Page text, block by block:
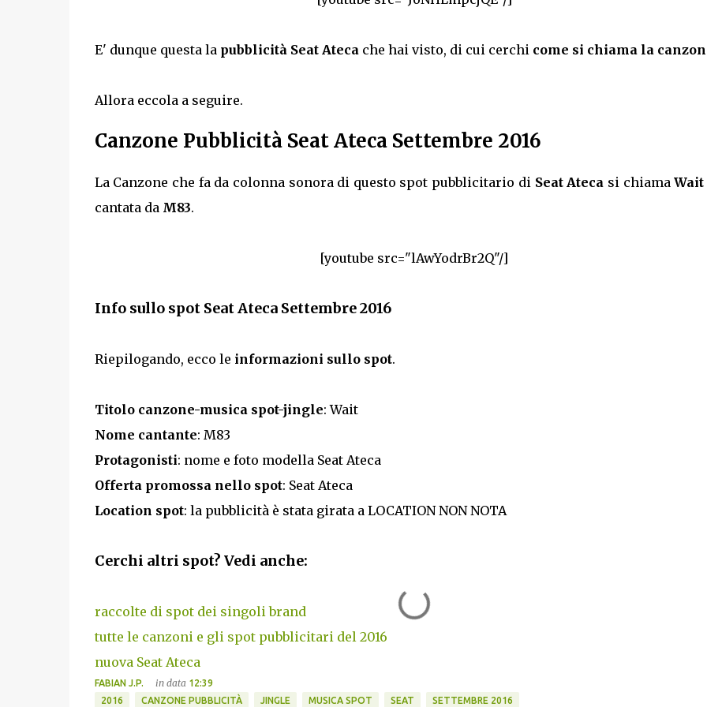
E' dunque questa la pubblicità Seat Atecache hai visto, di cui cerchi come si chiama la
Allora eccola a seguire.
Canzone Pubblicità Seat Ateca Settembre 2016
La Canzone che fa da colonna sonora di questo spot pubblicitario di Seat Ateca si chiamaWait
cantata da M83.
[youtube src="lAwYodrBr2Q"/]
Info sullo spot Seat Ateca Settembre 2016
Riepilogando, ecco le informazioni sullo spot.
Titolo canzone-musica spot-jingle: Wait
Nome cantante: M83
Protagonisti: nome e foto modella Seat Ateca
Offerta promossa nello spot: Seat Ateca
Location spot: la pubblicità è stata girata a LOCATION NON NOTA
Cerchi altri spot? Vedi anche:
raccolte di spot dei singoli brand
tutte le canzoni e gli spot pubblicitari del 2016
nuova Seat Ateca
FABIAN J.P. in data 12:39
2016
CANZONE PUBBLICITÀ JINGLE MUSICA SPOT SEAT SETTEMBRE 2016